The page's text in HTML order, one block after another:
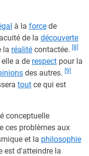
à la force de
de la découverte
la réalité contactée. [8]
a de respect pour la
des autres. [9]
tout ce qui est
conceptuelle
ces problèmes aux
et la philosophie
est d'atteindre la